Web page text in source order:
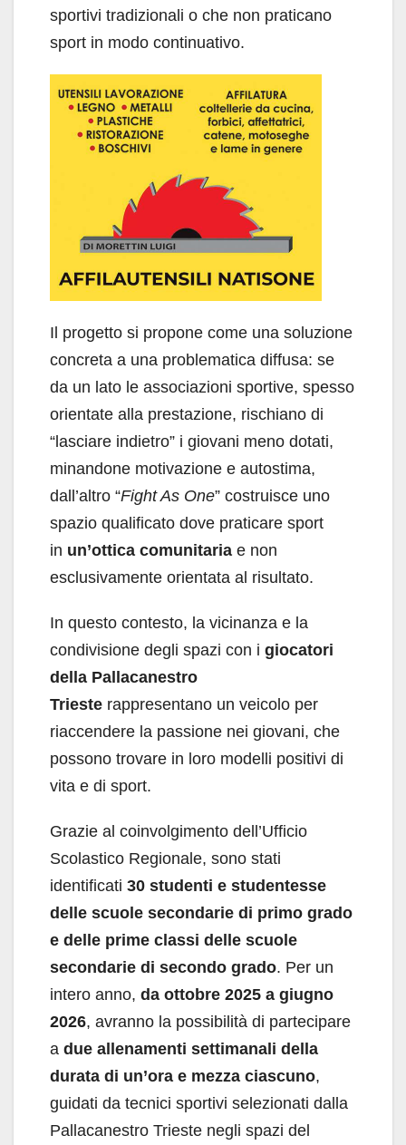
sportivi tradizionali o che non praticano
sport in modo continuativo.
Il progetto si propone come una soluzione
concreta a una problematica diffusa: se
da un lato le associazioni sportive, spesso
orientate alla prestazione, rischiano di
“lasciare indietro” i giovani meno dotati,
minandone motivazione e autostima,
dall’altro “Fight As One” costruisce uno
spazio qualificato dove praticare sport
in un’ottica comunitaria e non
esclusivamente orientata al risultato.
In questo contesto, la vicinanza e la
condivisione degli spazi con i giocatori
della Pallacanestro
Trieste rappresentano un veicolo per
riaccendere la passione nei giovani, che
possono trovare in loro modelli positivi di
vita e di sport.
Grazie al coinvolgimento dell’Ufficio
Scolastico Regionale, sono stati
identificati 30 studenti e studentesse
delle scuole secondarie di primo grado
e delle prime classi delle scuole
secondarie di secondo grado. Per un
intero anno, da ottobre 2025 a giugno
2026, avranno la possibilità di partecipare
a due allenamenti settimanali della
durata di un’ora e mezza ciascuno,
guidati da tecnici sportivi selezionati dalla
Pallacanestro Trieste negli spazi del